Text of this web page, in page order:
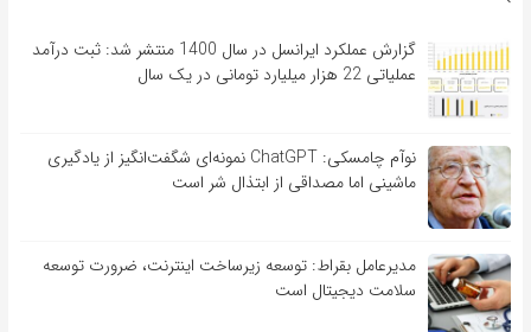
گزارش عملکرد ایرانسل در سال 1400 منتشر شد: ثبت درآمد
عملیاتی 22 هزار میلیارد تومانی در یک سال
نوآم چامسکی: ChatGPT نمونه‌ای شگفت‌انگیز از یادگیری
ماشینی اما مصداقی از ابتذال شر است
مدیرعامل بقراط: توسعه زیرساخت اینترنت، ضرورت توسعه
سلامت دیجیتال است